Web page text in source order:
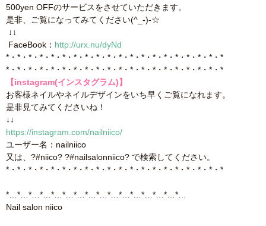
500yen OFFのサービスをさせていただきます。
是非、ご覧になってみてください(^_-)-☆
↓↓
FaceBook： http://urx.nu/dyNd
*・*・*・*・*・*・*・*・*・*・*・*・*・*・*・*・*・*・*・*
*・*・*・*・*・*・*・*・*・*・*・*・*・*・*・*・*・*・*・*
【instagram(インスタグラム)】
お客様ネイルやネイルデザインをいち早くご覧になれます。
是非見てみてくださいね！
↓↓
https://instagram.com/nailniico/
ユーザー名：nailniico
又は、?#‎niico? ?#‎nailsalonniico? で検索してください。
*・*・*・*・*・*・*・*・*・*・*・*・*・*・*・*・*・*・*・*
*…*…*…*…*…*…*…*…*…*…*…*…*…*…*…*…
Nail salon niico